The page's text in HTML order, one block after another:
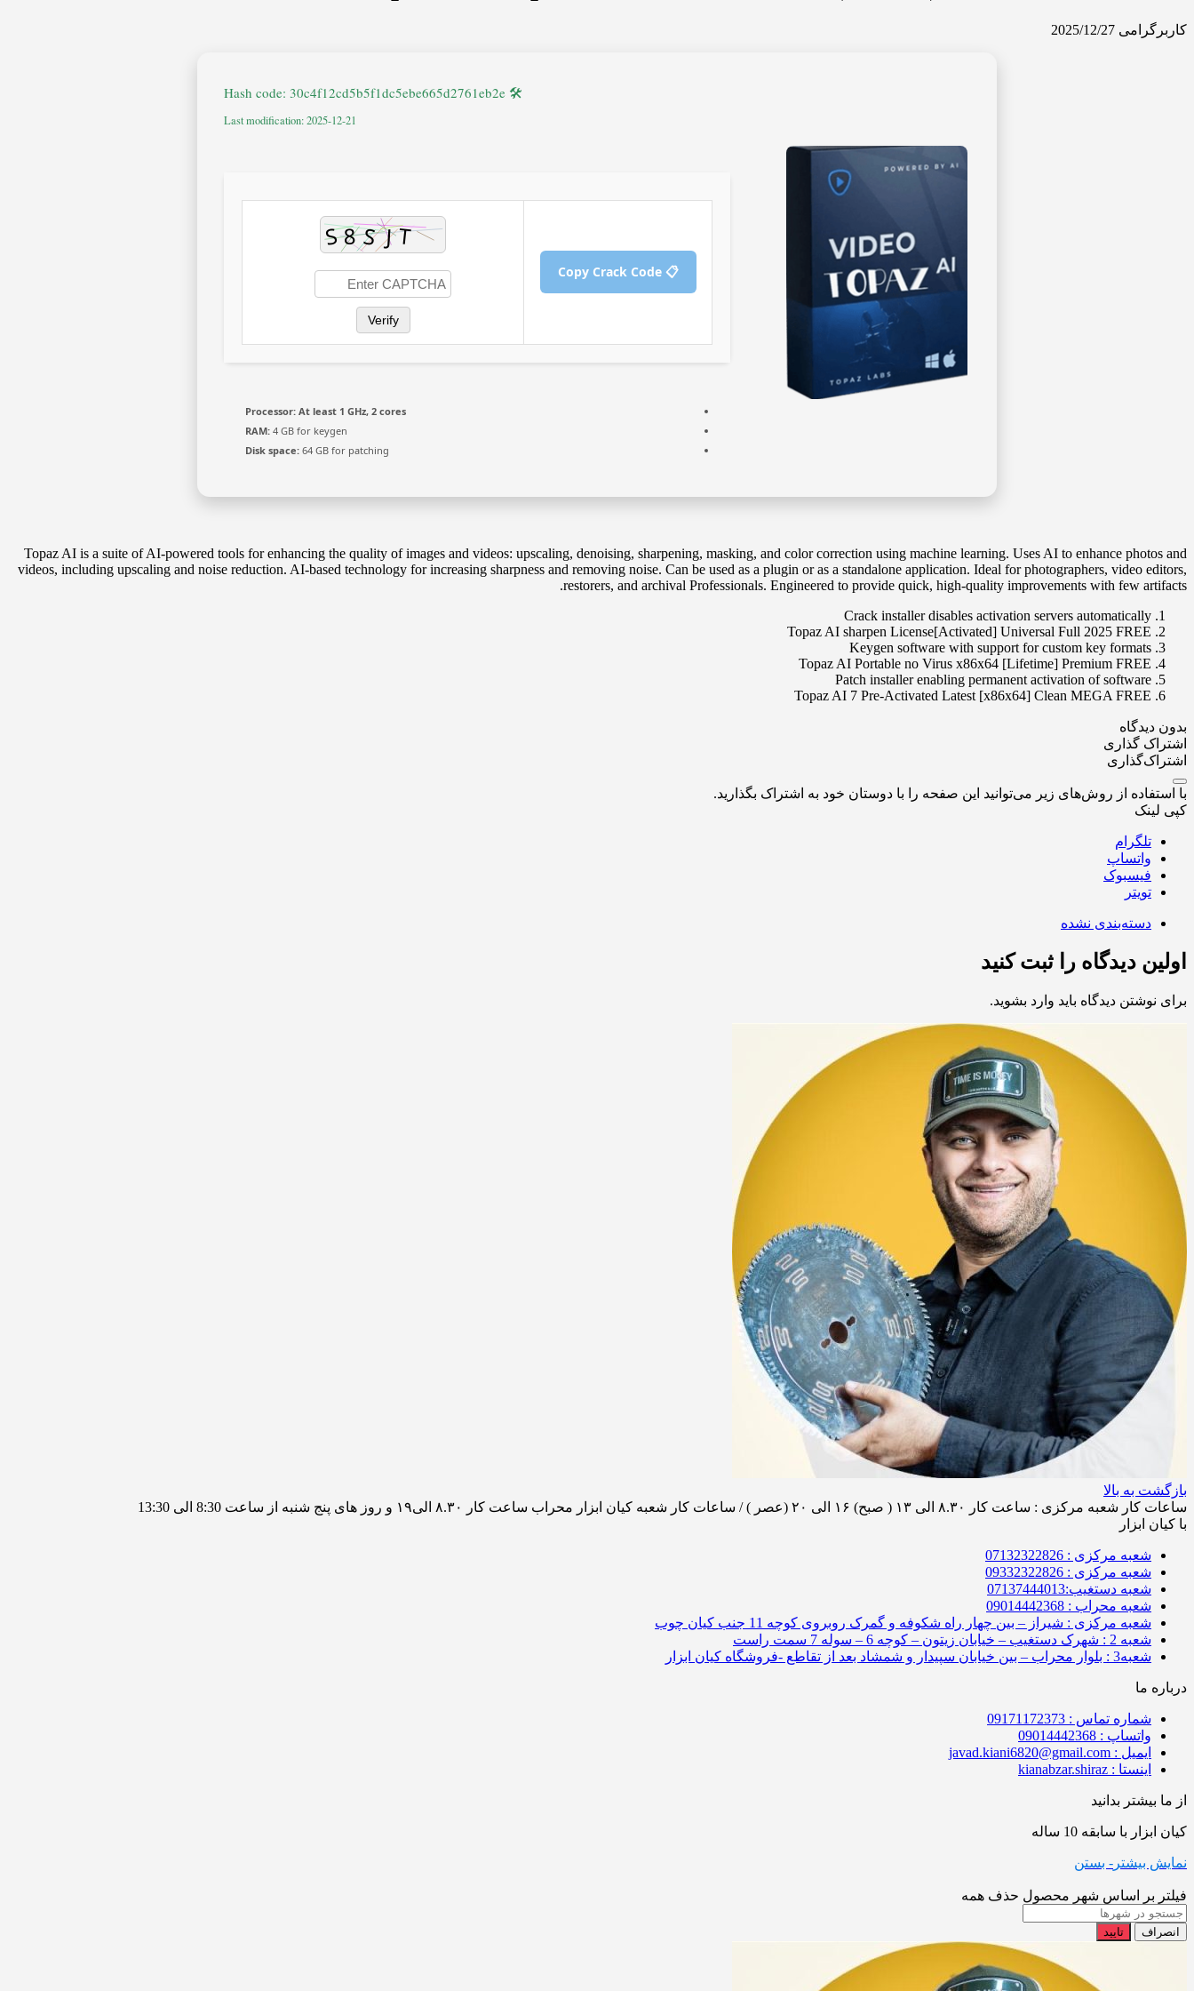
کاربرگرامی 2025/12/27
🛠 Hash code: 30c4f12cd5b5f1dc5ebe665d2761eb2e
Last modification: 2025-12-21
📋 Copy Crack Code
Verify
Processor: At least 1 GHz, 2 cores
RAM: 4 GB for keygen
Disk space: 64 GB for patching
Topaz AI is a suite of AI-powered tools for enhancing the quality of images and videos: upscaling, denoising, sharpening, masking, and color correction using machine learning. Uses AI to enhance photos and
videos, including upscaling and noise reduction. AI-based technology for increasing sharpness and removing noise. Can be used as a plugin or as a standalone application. Ideal for photographers, video editors,
restorers, and archival Professionals. Engineered to provide quick, high-quality improvements with few artifacts.
Crack installer disables activation servers automatically
Topaz AI sharpen License[Activated] Universal Full 2025 FREE
Keygen software with support for custom key formats
Topaz AI Portable no Virus x86x64 [Lifetime] Premium FREE
Patch installer enabling permanent activation of software
Topaz AI 7 Pre-Activated Latest [x86x64] Clean MEGA FREE
بدون دیدگاه
اشتراک گذاری
اشتراک‌گذاری
با استفاده از روش‌های زیر می‌توانید این صفحه را با دوستان خود به اشتراک بگذارید.
کپی لینک
تلگرام
واتساپ
فیسبوک
تویتر
دسته‌بندی نشده
اولین دیدگاه را ثبت کنید
برای نوشتن دیدگاه باید وارد بشوید.
بازگشت به بالا
ساعات کار شعبه مرکزی : ساعت کار ۸.۳۰ الی ۱۳ ( صبح) ۱۶ الی ۲۰ (عصر ) / ساعات کار شعبه کیان ابزار محراب ساعت کار ۸.۳۰ الی۱۹ و روز های پنج شنبه از ساعت 8:30 الی 13:30
با کیان ابزار
شعبه مرکزی : 07132322826
شعبه مرکزی : 09332322826
شعبه دستغیب:07137444013
شعبه محراب : 09014442368
شعبه مرکزی : شیراز – بین چهار راه شکوفه و گمرک روبروی کوچه 11 جنب کیان چوب
شعبه 2 : شهرک دستغیب – خیابان زیتون – کوچه 6 – سوله 7 سمت راست
شعبه3 : بلوار محراب – بین خیابان سپیدار و شمشاد بعد از تقاطع -فروشگاه کیان ابزار
درباره ما
شماره تماس : 09171172373
واتساپ : 09014442368
ایمیل : javad.kiani6820@gmail.com
اینستا : kianabzar.shiraz
از ما بیشتر بدانید
کیان ابزار با سابقه 10 ساله
نمایش بیشتر - بستن
فیلتر بر اساس شهر محصول حذف همه
انصراف تایید